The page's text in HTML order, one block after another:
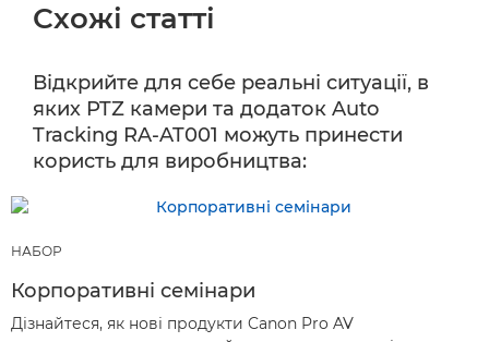
Схожі статті
Відкрийте для себе реальні ситуації, в
яких PTZ камери та додаток Auto
Tracking RA-AT001 можуть принести
користь для виробництва:
НАБОР
Корпоративні семінари
Дізнайтеся, як нові продукти Canon Pro AV